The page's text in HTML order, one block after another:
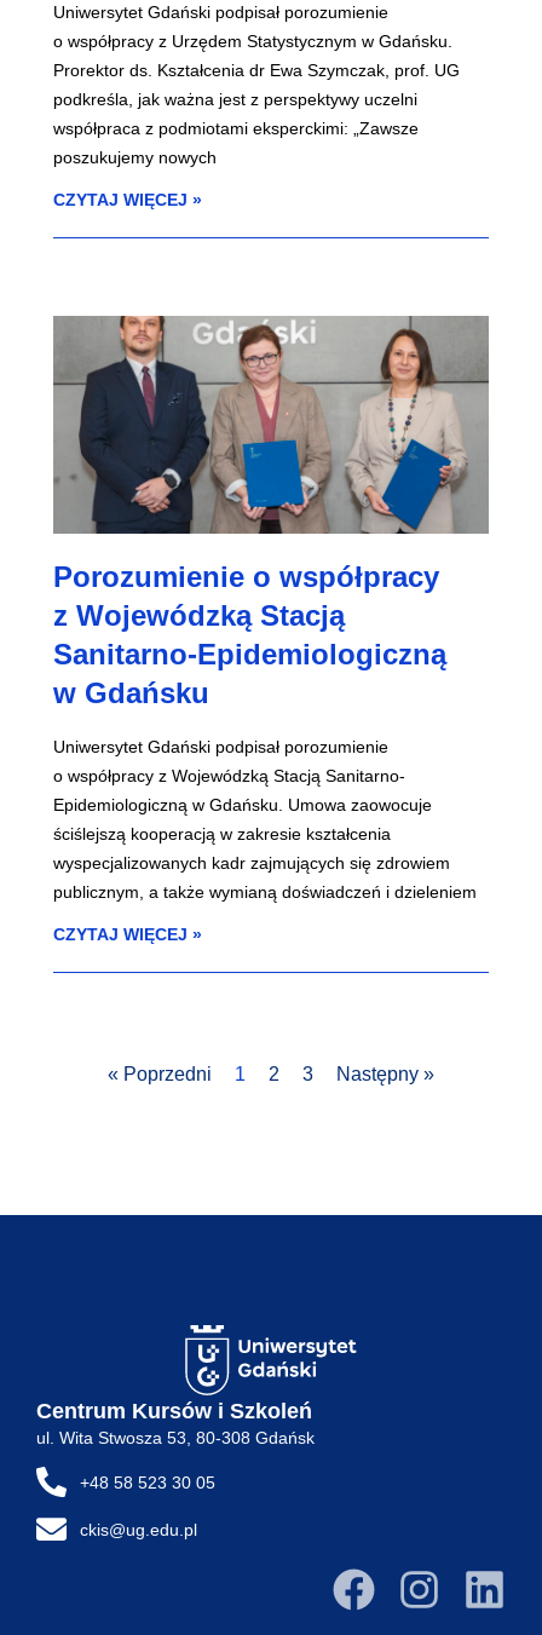
Uniwersytet Gdański podpisał porozumienie
o współpracy z Urzędem Statystycznym w Gdańsku.
Prorektor ds. Kształcenia dr Ewa Szymczak, prof. UG
podkreśla, jak ważna jest z perspektywy uczelni
współpraca z podmiotami eksperckimi: „Zawsze
poszukujemy nowych
CZYTAJ WIĘCEJ »
Porozumienie o współpracy
z Wojewódzką Stacją
Sanitarno-Epidemiologiczną
w Gdańsku
Uniwersytet Gdański podpisał porozumienie
o współpracy z Wojewódzką Stacją Sanitarno-
Epidemiologiczną w Gdańsku. Umowa zaowocuje
ściślejszą kooperacją w zakresie kształcenia
wyspecjalizowanych kadr zajmujących się zdrowiem
publicznym, a także wymianą doświadczeń i dzieleniem
CZYTAJ WIĘCEJ »
« Poprzedni 1 2 3 Następny »
Centrum Kursów i Szkoleń
ul. Wita Stwosza 53, 80-308 Gdańsk
+48 58 523 30 05
ckis@ug.edu.pl